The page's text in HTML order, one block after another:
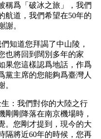
稱爲「破冰之旅」，我們
航道，我們希望在50年的
謝。
知道您拜謁了中山陵，
也將回到闊別多年的家
果您這樣認爲地話，作爲
黨主席的您能夠爲臺灣人
。
：我們對你的大陸之行
剛剛降落在南京機場時，
。您剛才提到，現今的大
隔將近60年的時候，您再